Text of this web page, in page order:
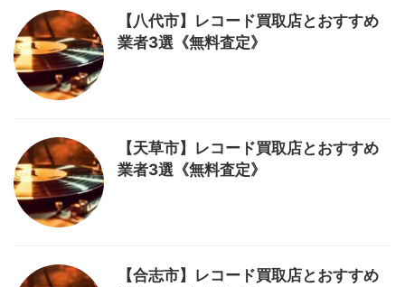
【八代市】レコード買取店とおすすめ
業者3選《無料査定》
【天草市】レコード買取店とおすすめ
業者3選《無料査定》
【合志市】レコード買取店とおすすめ